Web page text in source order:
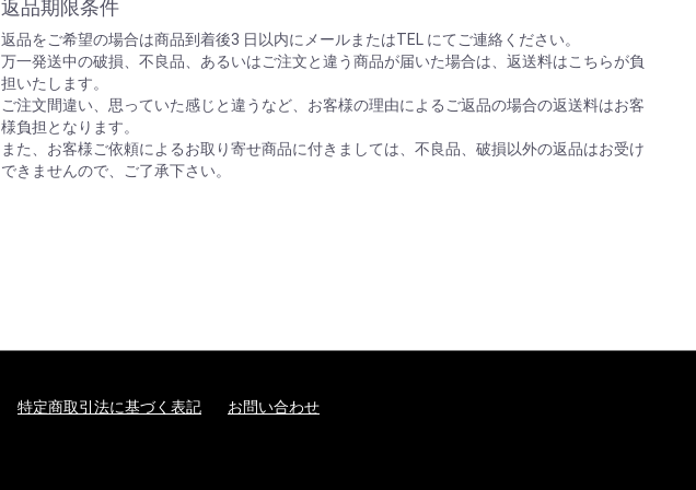
返品期限条件
返品をご希望の場合は商品到着後3 日以内にメールまたはTEL にてご連絡ください。
万一発送中の破損、不良品、あるいはご注文と違う商品が届いた場合は、返送料はこちらが負
担いたします。
ご注文間違い、思っていた感じと違うなど、お客様の理由によるご返品の場合の返送料はお客
様負担となります。
また、お客様ご依頼によるお取り寄せ商品に付きましては、不良品、破損以外の返品はお受け
できませんので、ご了承下さい。
特定商取引法に基づく表記 お問い合わせ